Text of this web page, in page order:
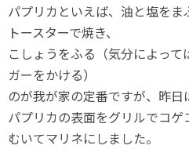
パプリカといえば、油と塩を
トースターで焼き、
こしょうをふる（気分によっ
ガーをかける）
のが我が家の定番ですが、昨日
パプリカの表面をグリルでコ
むいてマリネにしました。